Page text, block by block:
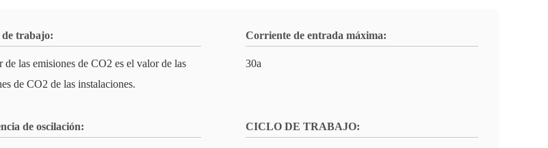
trabajo:
de las emisiones de CO2 es el valor de las
de CO2 de las instalaciones.
Corriente de entrada máxima:
30a
de oscilación: CICLO DE TRABAJO: